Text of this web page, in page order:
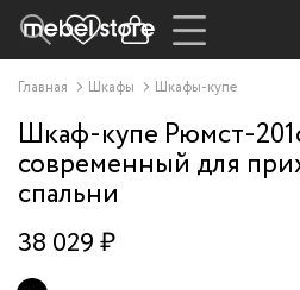
Главная Шкафы Шкафы-купе
Шкаф-купе Рюмст-
современный для
спальни
38 029 ₽